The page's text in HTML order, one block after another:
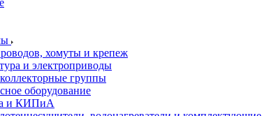
хомуты и крепеж
и электроприводы
группы
оборудование
и КИПиА